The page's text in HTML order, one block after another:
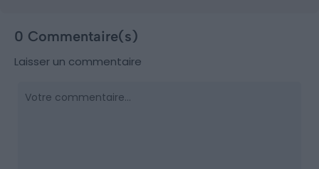
0 Commentaire(s)
Laisser un commentaire